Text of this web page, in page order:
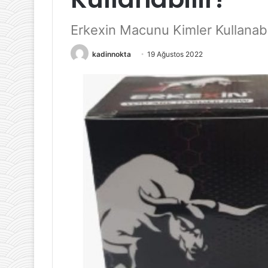
Erkexin Macunu Kimler
kadinnokta 19 Ağustos 2022Sağlıklı